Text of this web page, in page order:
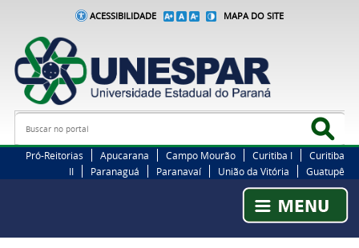
ACESSIBILIDADE MAPA DO SITE
Busca
Pró-Reitorias Apucarana Campo Mourão Curitiba I
Curitiba
II
Paranaguá Paranavaí União da Vitória Guatupê